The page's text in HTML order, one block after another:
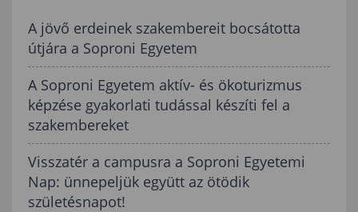
A jövő erdeinek szakembereit bocsátotta
útjára a Soproni Egyetem
A Soproni Egyetem aktív- és ökoturizmus
képzése gyakorlati tudással készíti fel a
szakembereket
Visszatér a campusra a Soproni Egyetemi
Nap: ünnepeljük együtt az ötödik
születésnapot!